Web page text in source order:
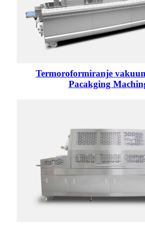
Termoroformiranje
Pacakging